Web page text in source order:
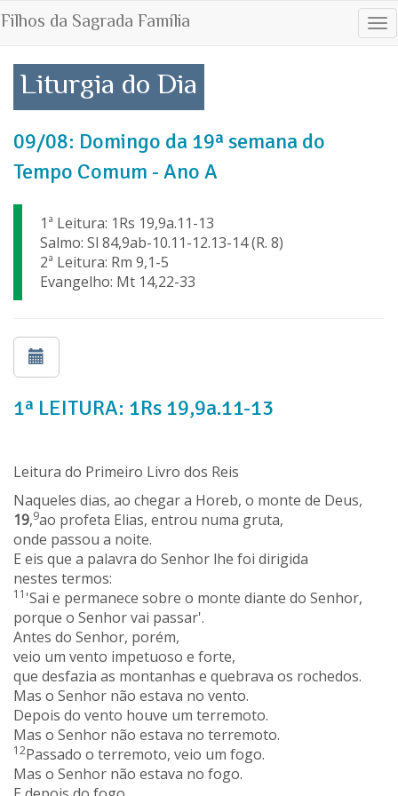
Filhos da Sagrada Família
Liturgia do Dia
09/08: Domingo da 19ª semana do
Tempo Comum - Ano A
1ª Leitura: 1Rs 19,9a.11-13
Salmo: Sl 84,9ab-10.11-12.13-14 (R. 8)
2ª Leitura: Rm 9,1-5
Evangelho: Mt 14,22-33
1ª LEITURA: 1Rs 19,9a.11-13
Leitura do Primeiro Livro dos Reis
Naqueles dias, ao chegar a Horeb, o monte de Deus,
19,9ao profeta Elias, entrou numa gruta,
onde passou a noite.
E eis que a palavra do Senhor lhe foi dirigida
nestes termos:
11 'Sai e permanece sobre o monte diante do Senhor,
porque o Senhor vai passar'.
Antes do Senhor, porém,
veio um vento impetuoso e forte,
que desfazia as montanhas e quebrava os rochedos.
Mas o Senhor não estava no vento.
Depois do vento houve um terremoto.
Mas o Senhor não estava no terremoto.
12Passado o terremoto, veio um fogo.
Mas o Senhor não estava no fogo.